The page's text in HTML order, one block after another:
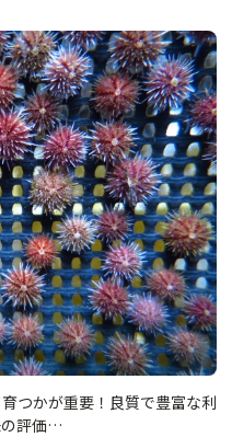
つかが重要！良質で豊富な利
の評価…